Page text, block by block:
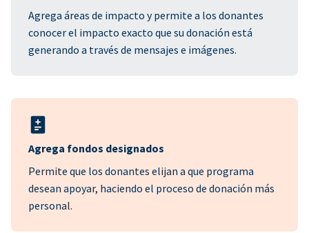
Agrega áreas de impacto y permite a los donantes
conocer el impacto exacto que su donación está
generando a través de mensajes e imágenes.
Agrega fondos designados
Permite que los donantes elijan a que programa
desean apoyar, haciendo el proceso de donación más
personal.